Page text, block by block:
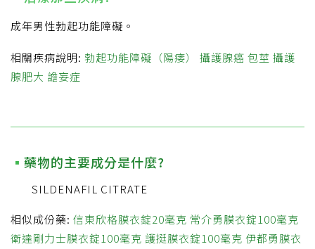
成年男性勃起功能障礙。
相關疾病說明: 勃起功能障礙（陽痿） 攝護腺癌 包莖 攝護
腺肥大 譫妄症
藥物的主要成分是什麼?
SILDENAFIL CITRATE
相似成份藥: 信東欣格膜衣錠20毫克 常介勇膜衣錠100毫克
衛達剛力士膜衣錠100毫克 護挺膜衣錠100毫克 伊都勇膜衣